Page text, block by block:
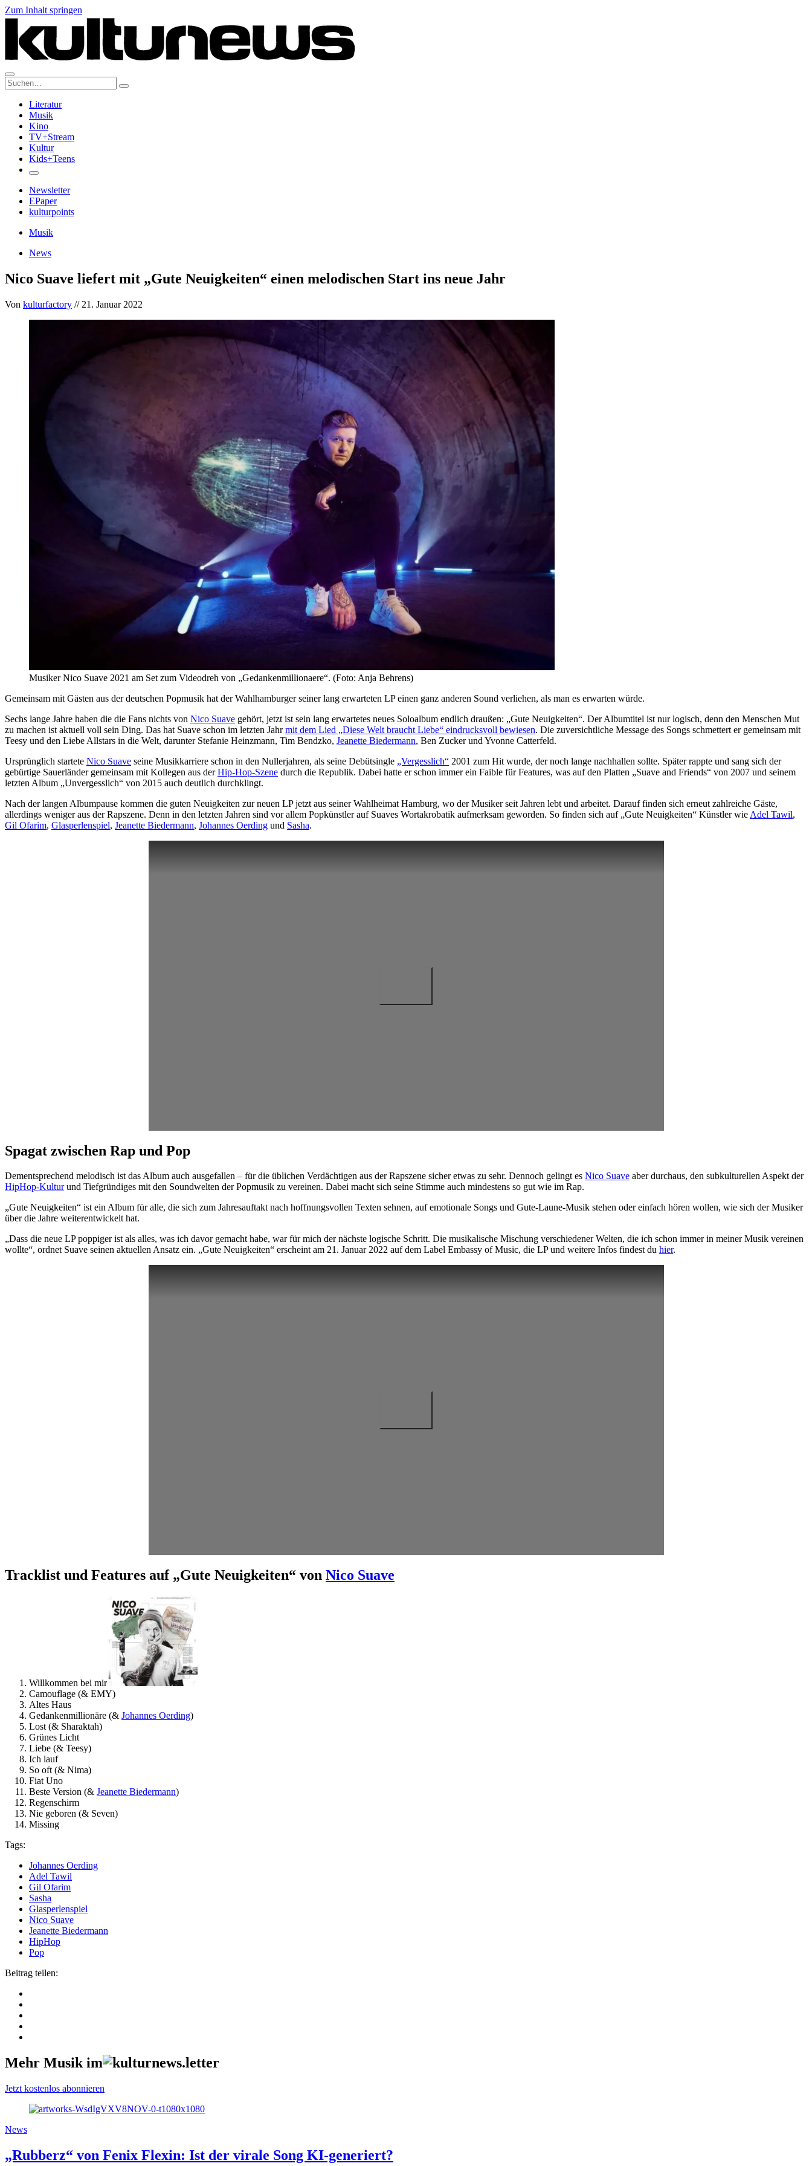
Zum Inhalt springen
Suche:
Literatur
Musik
Kino
TV+Stream
Kultur
Kids+Teens
Newsletter
EPaper
kulturpoints
Musik
News
Nico Suave liefert mit „Gute Neuigkeiten“ einen melodischen Start ins neue Jahr
Von kulturfactory // 21. Januar 2022
Musiker Nico Suave 2021 am Set zum Videodreh von „Gedankenmillionaere“. (Foto: Anja Behrens)
Gemeinsam mit Gästen aus der deutschen Popmusik hat der Wahlhamburger seiner lang erwarteten LP einen ganz anderen Sound verliehen, als man es erwarten würde.
Sechs lange Jahre haben die die Fans nichts von Nico Suave gehört, jetzt ist sein lang erwartetes neues Soloalbum endlich draußen: „Gute Neuigkeiten“. Der Albumtitel ist nur logisch, denn den Menschen Mut
zu machen ist aktuell voll sein Ding. Das hat Suave schon im letzten Jahrmit dem Lied „Diese Welt braucht Liebe“ eindrucksvoll bewiesen. Die zuversichtliche Message des Songs schmettert er gemeinsam mit
Teesy und den Liebe Allstars in die Welt, darunter Stefanie Heinzmann, Tim Bendzko, Jeanette Biedermann, Ben Zucker und Yvonne Catterfeld.
Ursprünglich startete Nico Suave seine Musikkarriere schon in den Nullerjahren, als seine Debütsingle „Vergesslich“ 2001 zum Hit wurde, der noch lange nachhallen sollte. Später rappte und sang sich der
gebürtige Sauerländer gemeinsam mit Kollegen aus derHip-Hop-Szene durch die Republik. Dabei hatte er schon immer ein Faible für Features, was auf den Platten „Suave and Friends“ von 2007 und seinem
letzten Album „Unvergesslich“ von 2015 auch deutlich durchklingt.
Nach der langen Albumpause kommen die guten Neuigkeiten zur neuen LP jetzt aus seiner Wahlheimat Hamburg, wo der Musiker seit Jahren lebt und arbeitet. Darauf finden sich erneut zahlreiche Gäste,
allerdings weniger aus der Rapszene. Denn in den letzten Jahren sind vor allem Popkünstler auf Suaves Wortakrobatik aufmerksam geworden. So finden sich auf „Gute Neuigkeiten“ Künstler wie Adel Tawil,
Gil Ofarim, Glasperlenspiel, Jeanette Biedermann, Johannes Oerding und Sasha.
Spagat zwischen Rap und Pop
Dementsprechend melodisch ist das Album auch ausgefallen – für die üblichen Verdächtigen aus der Rapszene sicher etwas zu sehr. Dennoch gelingt es Nico Suave aber durchaus, den subkulturellen Aspekt der
HipHop-Kulturund Tiefgründiges mit den Soundwelten der Popmusik zu vereinen. Dabei macht sich seine Stimme auch mindestens so gut wie im Rap.
„Gute Neuigkeiten“ ist ein Album für alle, die sich zum Jahresauftakt nach hoffnungsvollen Texten sehnen, auf emotionale Songs und Gute-Laune-Musik stehen oder einfach hören wollen, wie sich der Musiker
über die Jahre weiterentwickelt hat.
„Dass die neue LP poppiger ist als alles, was ich davor gemacht habe, war für mich der nächste logische Schritt. Die musikalische Mischung verschiedener Welten, die ich schon immer in meiner Musik vereinen
wollte“, ordnet Suave seinen aktuellen Ansatz ein. „Gute Neuigkeiten“ erscheint am 21. Januar 2022 auf dem Label Embassy of Music, die LP und weitere Infos findest du hier.
Tracklist und Features auf „Gute Neuigkeiten“ von Nico Suave
Willkommen bei mir
Camouflage (& EMY)
Altes Haus
Gedankenmillionäre (& Johannes Oerding)
Lost (& Sharaktah)
Grünes Licht
Liebe (& Teesy)
Ich lauf
So oft (& Nima)
Fiat Uno
Beste Version (& Jeanette Biedermann)
Regenschirm
Nie geboren (& Seven)
Missing
Tags:
Johannes Oerding
Adel Tawil
Gil Ofarim
Sasha
Glasperlenspiel
Nico Suave
Jeanette Biedermann
HipHop
Pop
Beitrag teilen:
Mehr Musik im
Jetzt kostenlos abonnieren
News
„Rubberz“ von Fenix Flexin: Ist der virale Song KI-generiert?